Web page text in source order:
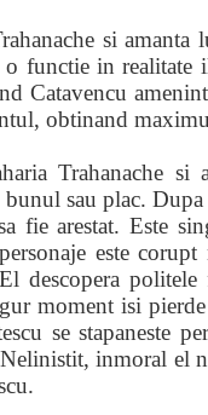
si
functie in realitate
Catavencu
obtinand
Trahanache
sau plac.
fie arestat. Este
este
politele
moment isi
se stapaneste
inmoral el